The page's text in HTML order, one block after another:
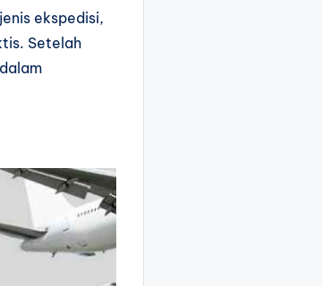
ekspedisi,
Setelah